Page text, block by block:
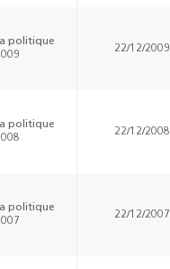
politique
22/12/2009
politique
22/12/2008
politique
22/12/2007